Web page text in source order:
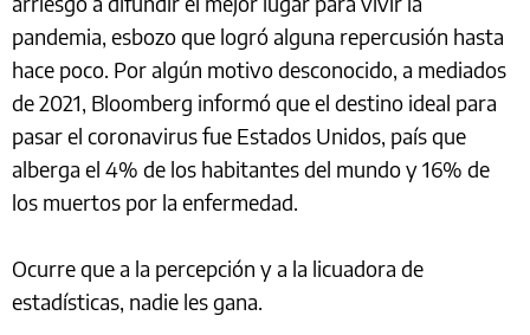
pandemia, esbozo que logró alguna repercusión hasta
hace poco. Por algún motivo desconocido, a mediados
de 2021, Bloomberg informó que el destino ideal para
pasar el coronavirus fue Estados Unidos, país que
alberga el 4% de los habitantes del mundo y 16% de
los muertos por la enfermedad.
Ocurre que a la percepción y a la licuadora de
estadísticas, nadie les gana.